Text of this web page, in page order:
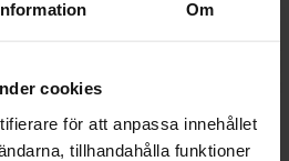
Om
cookies
för att anpassa innehållet
tillhandahålla funktioner